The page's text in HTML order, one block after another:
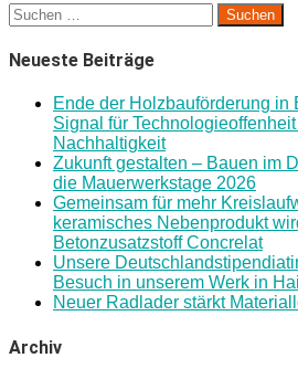
Suchen
nach:
Neueste Beiträge
Ende der Holzbauförderung in
Signal für
Nachhaltigkeit
Zukunft gestalten – Bauen im
die Mauerwerkstage 2026
Gemeinsam für mehr
keramisches Nebenprodukt
Betonzusatzstoff Concrelat
Unsere
Besuch in unserem Werk in
Neuer Radlader stärkt
Archiv